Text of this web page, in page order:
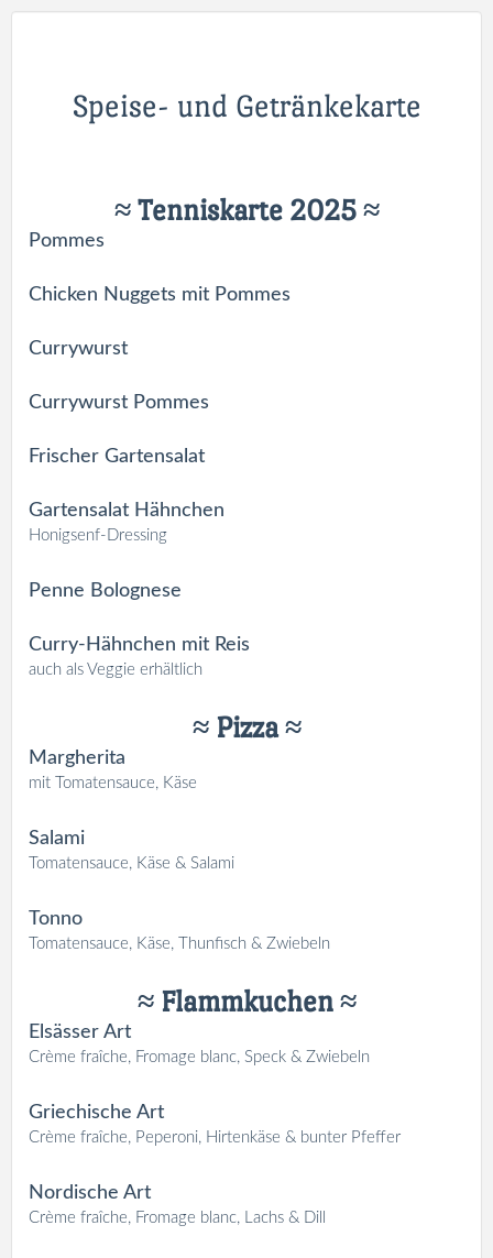
Speise- und Getränkekarte
≈ Tenniskarte 2025 ≈
Pommes
Chicken Nuggets mit Pommes
Currywurst
Currywurst Pommes
Frischer Gartensalat
Gartensalat Hähnchen
Honigsenf-Dressing
Penne Bolognese
Curry-Hähnchen mit Reis
auch als Veggie erhältlich
≈ Pizza ≈
Margherita
mit Tomatensauce, Käse
Salami
Tomatensauce, Käse & Salami
Tonno
Tomatensauce, Käse, Thunfisch & Zwiebeln
≈ Flammkuchen ≈
Elsässer Art
Crème fraîche, Fromage blanc, Speck & Zwiebeln
Griechische Art
Crème fraîche, Peperoni, Hirtenkäse & bunter Pfeffer
Nordische Art
Crème fraîche, Fromage blanc, Lachs & Dill